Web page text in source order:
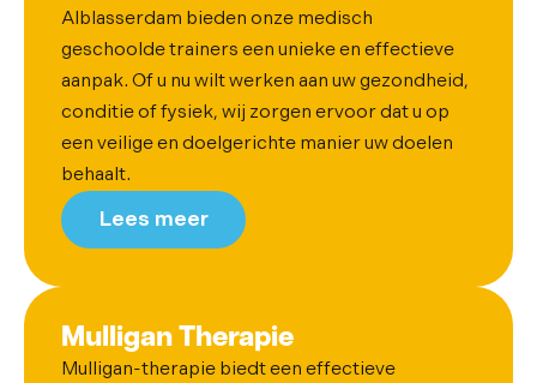
Alblasserdam bieden onze medisch
geschoolde trainers een unieke en effectieve
aanpak. Of u nu wilt werken aan uw gezondheid,
conditie of fysiek, wij zorgen ervoor dat u op
een veilige en doelgerichte manier uw doelen
behaalt.
Lees meer
Mulligan Therapie
Mulligan-therapie biedt een effectieve